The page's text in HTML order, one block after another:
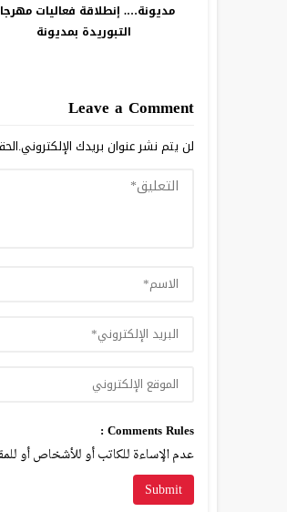
مديونة…. إنطلاقة فعاليات
التبوريدة بمديونة
Leave a Comment
لن يتم نشر عنوان بريدك الإلكتروني.
Comments Rules :
عدم الإساءة للكاتب أو للأشخاص أو